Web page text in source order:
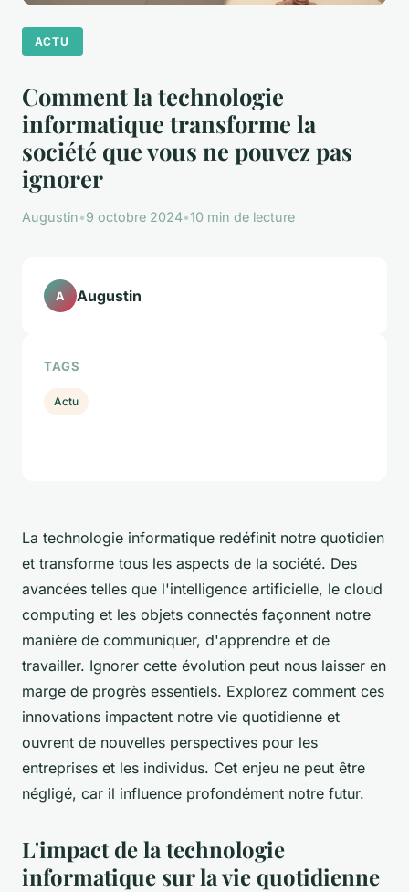
ACTU
Comment la technologie
informatique transforme la
société que vous ne pouvez pas
ignorer
Augustin•9 octobre 2024•10 min de lecture
La technologie informatique redéfinit notre quotidien
et transforme tous les aspects de la société. Des
avancées telles que l'intelligence artificielle, le cloud
computing et les objets connectés façonnent notre
manière de communiquer, d'apprendre et de
travailler. Ignorer cette évolution peut nous laisser en
marge de progrès essentiels. Explorez comment ces
innovations impactent notre vie quotidienne et
ouvrent de nouvelles perspectives pour les
entreprises et les individus. Cet enjeu ne peut être
négligé, car il influence profondément notre futur.
L'impact de la technologie
informatique sur la vie quotidienne
A Augustin
TAGS
Actu